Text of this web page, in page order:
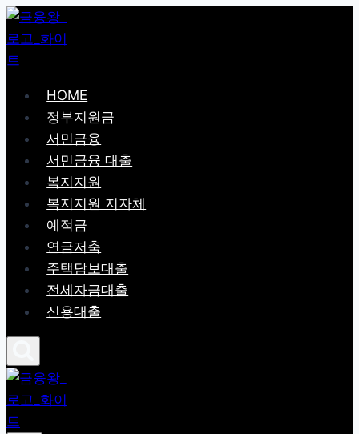
Skip
to
content
HOME
정부지원금
서민금융
서민금융 대출
복지지원
복지지원 지자체
예적금
연금저축
주택담보대출
전세자금대출
신용대출